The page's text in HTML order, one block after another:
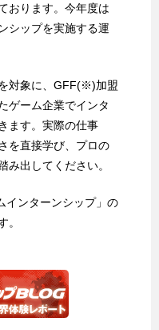
おります。今年度は
シップを実施する運
対象に、GFF(※)加盟
ゲーム企業でインタ
ます。実際の仕事
を直接学び、プロの
み出してください。
インターンシップ」の
。